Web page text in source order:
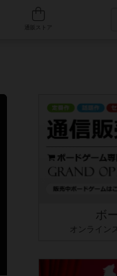
人気ボードゲーム
ボ
オンライン